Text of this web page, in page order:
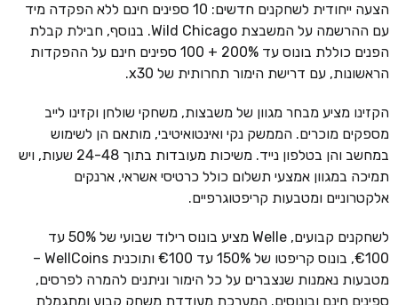
הצעה ייחודית לשחקנים חדשים: 10 ספינים חינם ללא הפקדה מיד
עם ההרשמה על המשבצת Wild Chicago. בנוסף, חבילת קבלת
הפנים כוללת בונוס עד 200% + 100 ספינים חינם על ההפקדות
הראשונות, עם דרישת הימור תחרותית של x30.
הקזינו מציע מבחר מגוון של משבצות, משחקי שולחן וקזינו לייב
מספקים מוכרים. הממשק נקי ואינטואיטיבי, מותאם הן לשימוש
במחשב והן בטלפון נייד. משיכות מעובדות בתוך 24-48 שעות, ויש
תמיכה במגוון אמצעי תשלום כולל כרטיסי אשראי, ארנקים
אלקטרוניים ומטבעות קריפטוגרפיים.
לשחקנים קבועים, Welle מציע בונוס רילוד שבועי של 50% עד
€100, בונוס קריפטו של 150% עד €100 ותוכנית WellCoins –
מטבעות נאמנות שנצברים על כל הימור וניתנים להמרה לפרסים,
ספינים חינם ובונוסים. המערכת מעודדת משחק קבוע ומתגמלת